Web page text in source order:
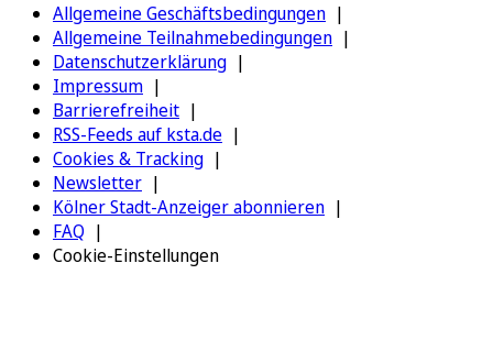
Allgemeine Geschäftsbedingungen
Allgemeine Teilnahmebedingungen
Datenschutzerklärung
Impressum
Barrierefreiheit
RSS-Feeds auf ksta.de
Cookies & Tracking
Newsletter
Kölner Stadt-Anzeiger abonnieren
FAQ
Cookie-Einstellungen